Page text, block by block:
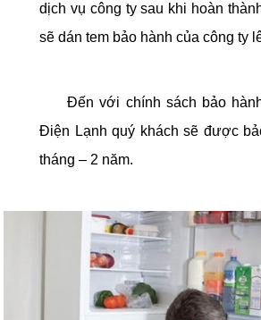
dịch vụ công ty sau khi hoàn
sẽ dán tem bảo hành của công ty
Đến với chính sách bảo
Điện Lạnh quý khách sẽ được
tháng – 2 năm.